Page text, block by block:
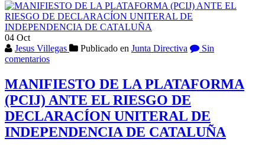
de
la
Plataforma
(PCIJ)
a
favor
las
Fuerzas
y
Cuerpos
de
Seguridad
04 Oct
Jesus Villegas
Publicado en Junta Directiva
Sin
comentarios
MANIFIESTO DE LA PLATAFORMA
(PCIJ) ANTE EL RIESGO DE
DECLARACÍON UNITERAL DE
INDEPENDENCIA DE CATALUÑA